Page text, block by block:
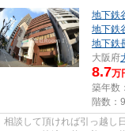
地下鉄
地下鉄
地下鉄
大阪府
8.7万
築年数
階数：
相談して頂ければ引っ越し